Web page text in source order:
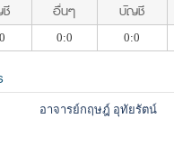
อื่นๆ บัญชี
0:0 0:0
อาจารย์กฤษฎ์ อุทัยรัตน์